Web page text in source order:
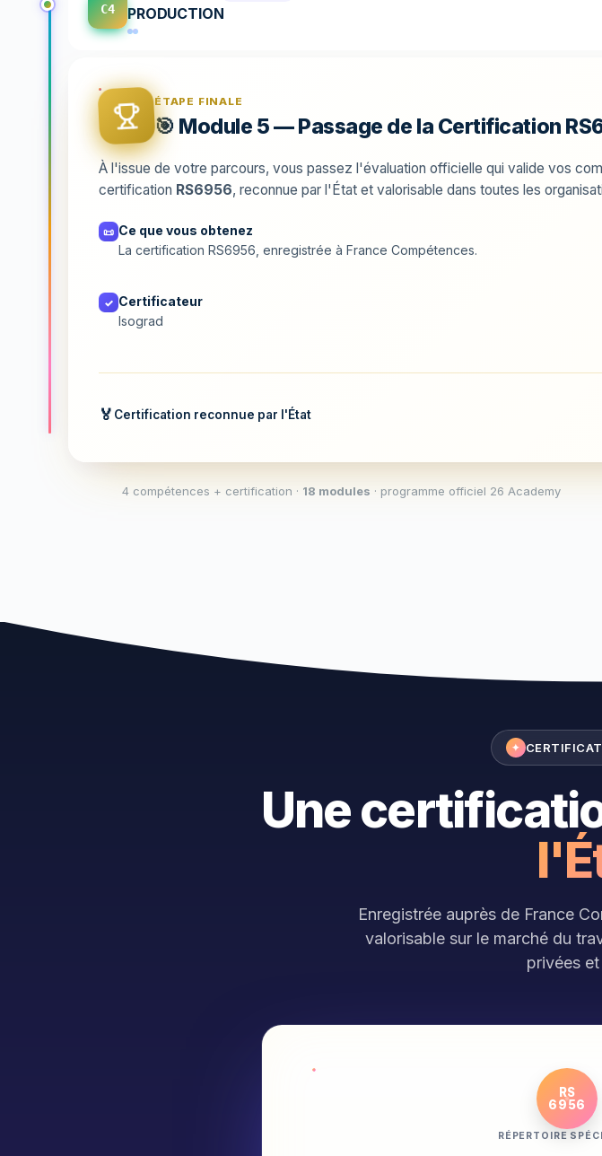
C4 PRODUCTION
ÉTAPE FINALE
🎯 Module 5 — Passage de la Certification
À l'issue de votre parcours, vous passez l'évaluation officielle qui valide vos
certification RS6956, reconnue par l'État et valorisable dans toutes les
📜 Ce que vous obtenez
La certification RS6956, enregistrée à France Compétences.
✓ Certificateur
Isograd
Certification reconnue par l'État
4 compétences + certification · 18 modules · programme officiel 26 Academy
✦
Une
Enregistrée auprès de France
valorisable sur le marché du
privées
RS
6956
RÉPERTOIRE